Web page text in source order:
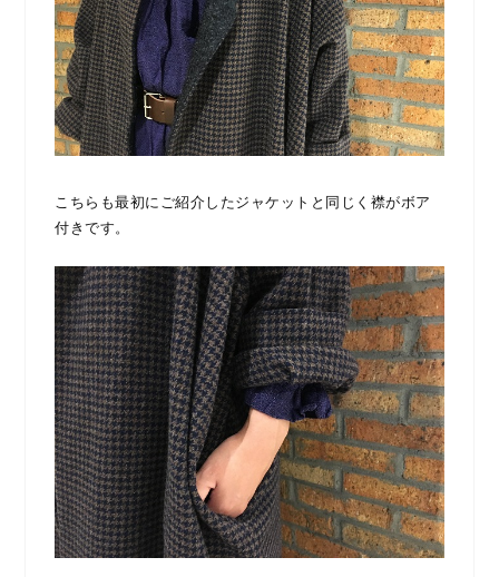
こちらも最初にご紹介したジャケットと同じく襟がボア
付きです。